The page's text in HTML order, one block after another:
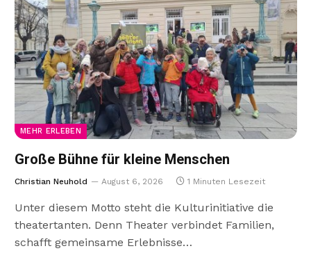
MEHR ERLEBEN
Große Bühne für kleine Menschen
Christian Neuhold August 6, 2026 1 Minuten Lesezeit
Unter diesem Motto steht die Kulturinitiative die
theatertanten. Denn Theater verbindet Familien,
schafft gemeinsame Erlebnisse…